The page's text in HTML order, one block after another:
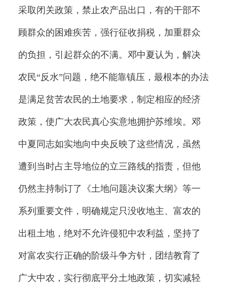
采取闭关政策，禁止农产品出口，有的干部不
顾群众的困难疾苦，强行征收捐税，加重群众
的负担，引起群众的不满。邓中夏认为，解决
农民“反水”问题，绝不能靠镇压，最根本的办法
是满足贫苦农民的土地要求，制定相应的经济
政策，使广大农民真心实意地拥护苏维埃。邓
中夏同志如实地向中央反映了这些情况，虽然
遭到当时占主导地位的立三路线的指责，但他
仍然主持制订了《土地问题决议案大纲》等一
系列重要文件，明确规定只没收地主、富农的
出租土地，绝对不允许侵犯中农利益，坚持了
对富农实行正确的阶级斗争方针，团结教育了
广大中农，实行彻底平分土地政策，切实减轻